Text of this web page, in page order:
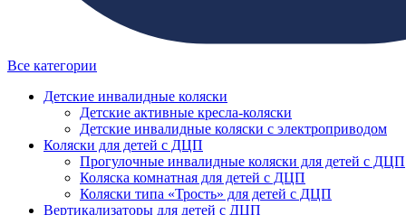
Все категории
Детские инвалидные коляски
Детские активные кресла-коляски
Детские инвалидные коляски с электроприводом
Коляски для детей с ДЦП
Прогулочные инвалидные коляски для детей с ДЦП
Коляска комнатная для детей с ДЦП
Коляски типа «Трость» для детей с ДЦП
Вертикализаторы для детей с ДЦП